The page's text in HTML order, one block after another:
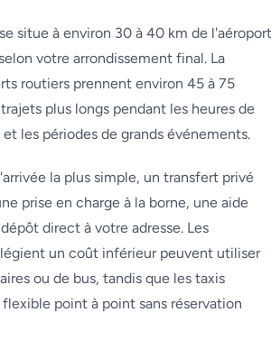
situe à environ 30 à 40 km de l'aéroport
votre arrondissement final. La
routiers prennent environ 45 à 75
plus longs pendant les heures de
les périodes de grands événements.
la plus simple, un transfert privé
prise en charge à la borne, une aide
direct à votre adresse. Les
un coût inférieur peuvent utiliser
ou de bus, tandis que les taxis
point à point sans réservation